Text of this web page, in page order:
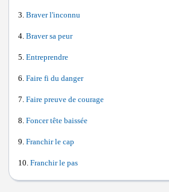
Braver l'inconnu
Braver sa peur
Entreprendre
Faire fi du danger
Faire preuve de courage
Foncer tête baissée
Franchir le cap
Franchir le pas